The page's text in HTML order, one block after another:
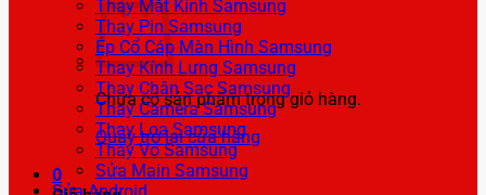
Chưa có sản phẩm trong giỏ hàng.
Quay trở lại cửa hàng
0
Thay Mặt Kính Samsung
Thay Pin Samsung
Ép Cổ Cáp Màn Hình Samsung
Thay Kính Lưng Samsung
Thay Chân Sạc Samsung
Thay Camera Samsung
Thay Loa Samsung
Thay Vỏ Samsung
Sửa Main Samsung